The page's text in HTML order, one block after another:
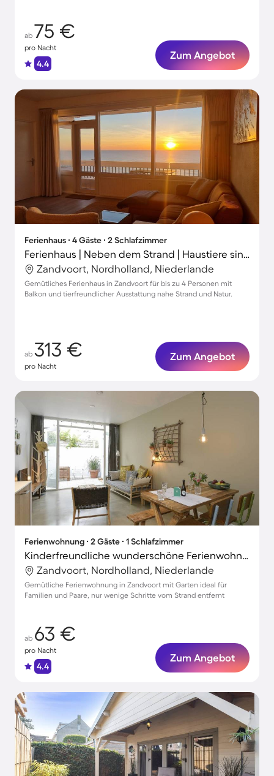
ab 75 €
pro Nacht
4.4
Zum Angebot
Ferienhaus ∙ 4 Gäste ∙ 2 Schlafzimmer
Ferienhaus | Neben dem Strand | Haustiere sind willkommen
Zandvoort, Nordholland, Niederlande
Gemütliches Ferienhaus in Zandvoort für bis zu 4 Personen mit
Balkon und tierfreundlicher Ausstattung nahe Strand und Natur.
ab 313 €
pro Nacht
Zum Angebot
Ferienwohnung ∙ 2 Gäste ∙ 1 Schlafzimmer
Kinderfreundliche wunderschöne Ferienwohnung mit Terrasse und Garten | Nah am Strand | Perfekt für die Arbeit von Zuhause
Zandvoort, Nordholland, Niederlande
Gemütliche Ferienwohnung in Zandvoort mit Garten ideal für
Familien und Paare, nur wenige Schritte vom Strand entfernt
ab 63 €
pro Nacht
4.4
Zum Angebot